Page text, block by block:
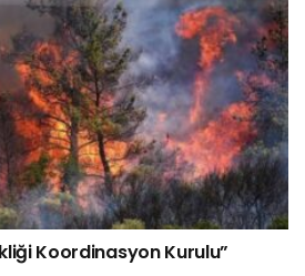
Koordinasyon Kurulu”